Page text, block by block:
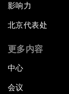
影响力
北京代表处
更多内容
中心
会议